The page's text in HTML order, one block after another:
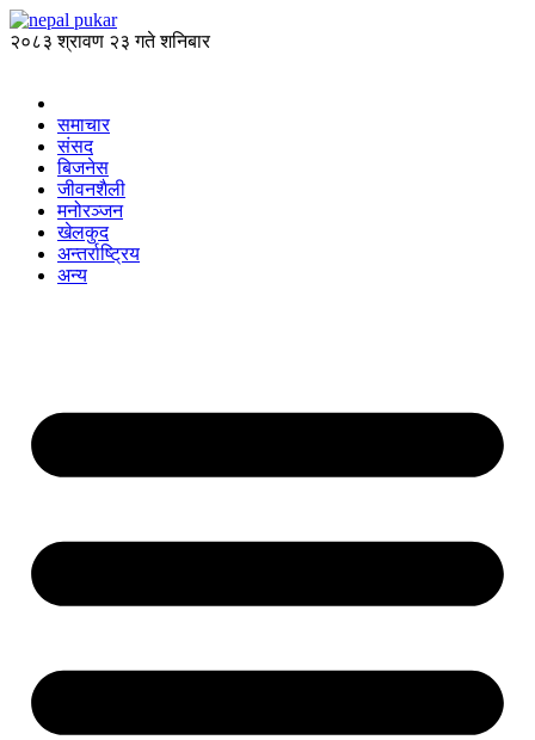
२०८३ श्रावण २३ गते शनिबार
समाचार
संसद
बिजनेस
जीवनशैली
मनोरञ्जन
खेलकुद
अन्तर्राष्ट्रिय
अन्य